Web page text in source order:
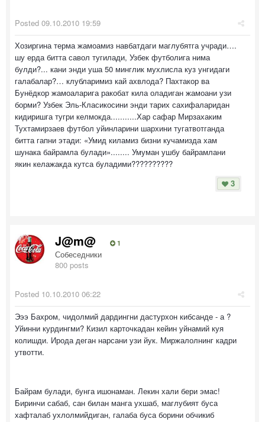
Posted 09.10.2010 19:59
Хозиргина терма жамоамиз навбатдаги маглубятга учради….
шу ерда битта савол тугилади, Узбек футболига нима
булди?... кани энди уша 50 минглик мухлисла куз унгидаги
галабалар?… клубларимиз кай ахвлода? Пахтакор ва
Бунёдкор жамоаларига ракобат кила оладиган жамоани узи
борми? Узбек Эль-Класикосини энди тарих сахифаларидан
кидиришга тугри келмокда...........Хар сафар Мирзахаким
Тухтамирзаев футбол уйинларини шархини тугатвотганда
битта гапни этади: «Умид киламиз бизни кучамизда хам
шунака байрамла булади»........ Умуман ушбу байрамлани
якин келажакда кутса буладими??????????
3
J@m@ 1
Собеседники
800 posts
Posted 10.10.2010 06:22
Эээ Бахром, чидолмий дардингни дастурхон кибсанде - а ?
Уйинни курдингми? Кизил карточкадан кейин уйнамий куя
колишди. Ирода деган нарсани узи йук. Миржалолнинг кадри
утвотти.
Байрам булади, бунга ишонаман. Лекин хали бери эмас!
Биринчи сабаб, сан билан манга ухшаб, маглубият буса
хафталаб ухлолмийдиган, галаба буса борини обчикиб